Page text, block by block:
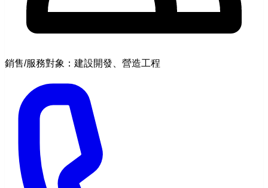
銷售/服務對象：建設開發、營造工程